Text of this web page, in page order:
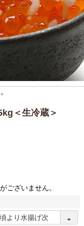
＜生冷蔵＞
ございません。